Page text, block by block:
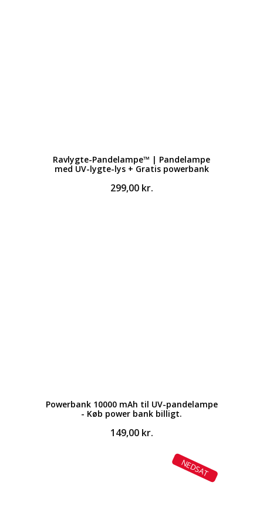
Ravlygte-Pandelampe™ | Pandelampe
med UV-lygte-lys + Gratis powerbank
299,00 kr.
Powerbank 10000 mAh til UV-pandelampe
- Køb power bank billigt.
149,00 kr.
NEDSAT